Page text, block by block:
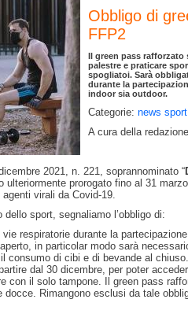
Obbligo di
FFP2
Il green pass rafforzato
palestre e praticare
spogliatoi. Sarà
durante la
indoor sia outdoor.
Categorie: news sport
A cura della redazione
2021, n. 221, soprannominato “
prorogato fino al 31
virali da Covid-19.
sport, segnaliamo l’obbligo di:
respiratorie durante la
in particolar modo sarà
consumo di cibi e di bevande al chiuso.
dal 30 dicembre, per poter
con il solo tampone. Il green pass
Rimangono esclusi da tale